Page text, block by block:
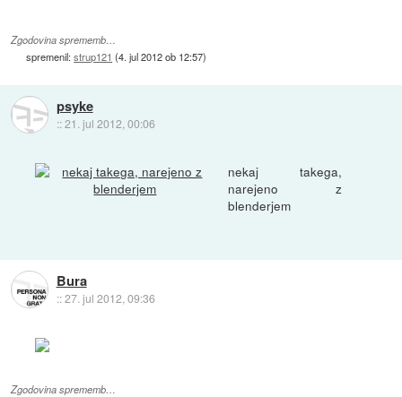
Zgodovina sprememb…
spremenil:strup121 (4. jul 2012 ob 12:57)
psyke
::21. jul 2012, 00:06
nekaj takega,
narejeno z
blenderjem
Bura
::27. jul 2012, 09:36
Zgodovina sprememb…